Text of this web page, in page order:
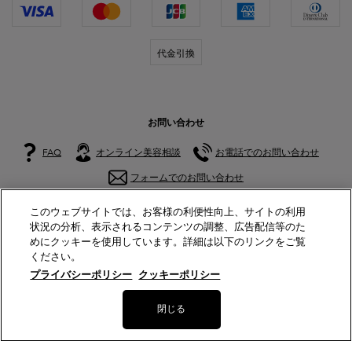
代金引換
お問い合わせ
FAQ オンライン美容相談 お電話でのお問い合わせ
フォームでのお問い合わせ
公式アカウント
特定商取引法に基づく表示
このウェブサイトでは、お客様の利便性向上、サイトの利用
状況の分析、表示されるコンテンツの調整、広告配信等のた
めにクッキーを使用しています。詳細は以下のリンクをご覧
ください。
プライバシーポリシー クッキーポリシー
閉じる